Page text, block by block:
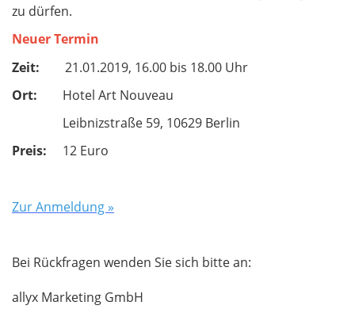
zu dürfen.
Neuer Termin
Zeit:
21.01.2019, 16.00 bis 18.00 Uhr
Ort:
Hotel Art Nouveau
Leibnizstraße 59, 10629 Berlin
Preis:
12 Euro
Zur Anmeldung »
Bei Rückfragen wenden Sie sich bitte an:
allyx Marketing GmbH